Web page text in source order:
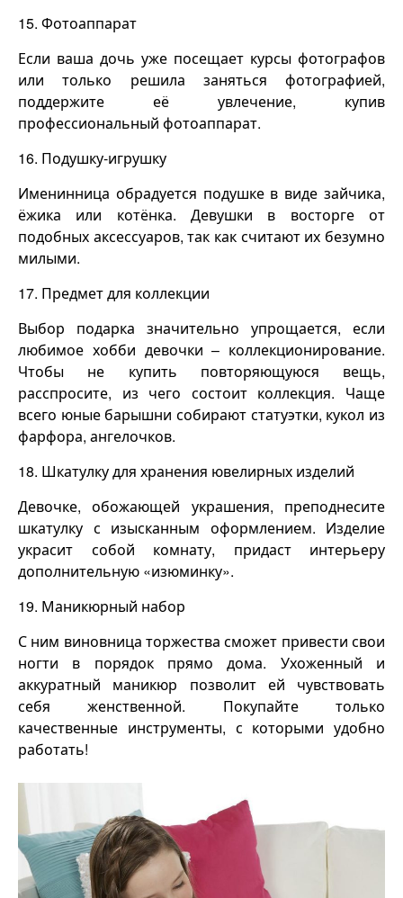
15. Фотоаппарат
Если ваша дочь уже посещает курсы фотографов
или только решила заняться фотографией,
поддержите её увлечение, купив
профессиональный фотоаппарат.
16. Подушку-игрушку
Именинница обрадуется подушке в виде зайчика,
ёжика или котёнка. Девушки в восторге от
подобных аксессуаров, так как считают их безумно
милыми.
17. Предмет для коллекции
Выбор подарка значительно упрощается, если
любимое хобби девочки – коллекционирование.
Чтобы не купить повторяющуюся вещь,
расспросите, из чего состоит коллекция. Чаще
всего юные барышни собирают статуэтки, кукол из
фарфора, ангелочков.
18. Шкатулку для хранения ювелирных изделий
Девочке, обожающей украшения, преподнесите
шкатулку с изысканным оформлением. Изделие
украсит собой комнату, придаст интерьеру
дополнительную «изюминку».
19. Маникюрный набор
С ним виновница торжества сможет привести свои
ногти в порядок прямо дома. Ухоженный и
аккуратный маникюр позволит ей чувствовать
себя женственной. Покупайте только
качественные инструменты, с которыми удобно
работать!